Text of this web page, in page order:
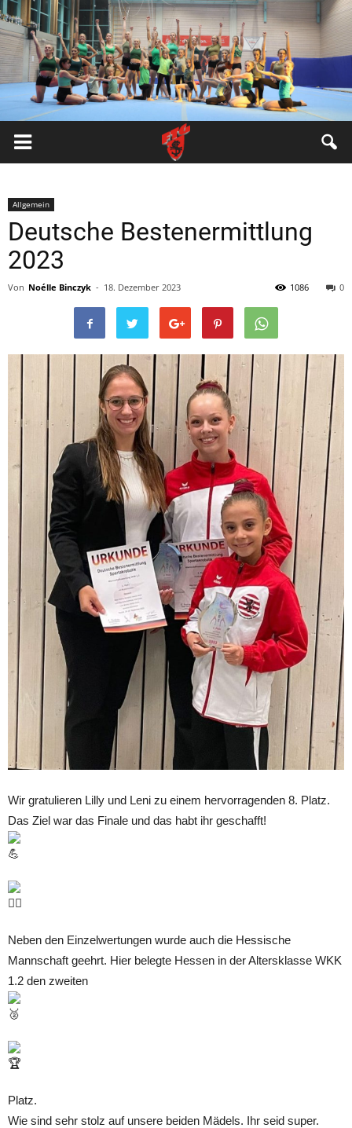
FTG
Allgemein
Deutsche Bestenermittlung
2023
Von Noélle Binczyk - 18. Dezember 2023 0
1086
Wir gratulieren Lilly und Leni zu einem hervorragenden 8. Platz.
Das Ziel war das Finale und das habt ihr geschafft!
Neben den Einzelwertungen wurde auch die Hessische
Mannschaft geehrt. Hier belegte Hessen in der Altersklasse WKK
1.2 den zweiten
Platz.
Wie sind sehr stolz auf unsere beiden Mädels. Ihr seid super.